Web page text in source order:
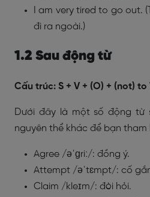
I am very tired to go out.
đi ra ngoài.)
1.2 Sau động từ
Cấu trúc: S + V + (O) + (not) to
Dưới đây là một số động
nguyên thể khác để bạn tham
Agree /əˈɡriː/: đồng ý.
Attempt /əˈtɛmpt/: cố
Claim /kleɪm/: đòi hỏi.